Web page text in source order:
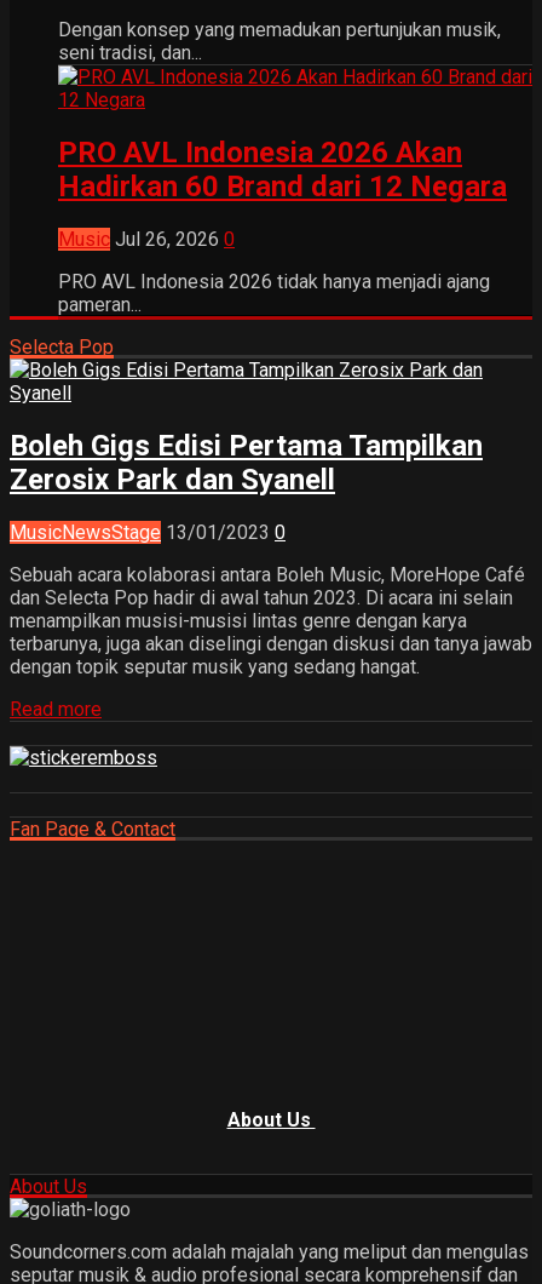
Dengan konsep yang memadukan pertunjukan musik,
seni tradisi, dan...
PRO AVL Indonesia 2026 Akan
Hadirkan 60 Brand dari 12 Negara
Music Jul 26, 2026 0
PRO AVL Indonesia 2026 tidak hanya menjadi ajang
pameran...
Selecta Pop
Boleh Gigs Edisi Pertama Tampilkan
Zerosix Park dan Syanell
MusicNewsStage 13/01/2023 0
Sebuah acara kolaborasi antara Boleh Music, MoreHope Café
dan Selecta Pop hadir di awal tahun 2023. Di acara ini selain
menampilkan musisi-musisi lintas genre dengan karya
terbarunya, juga akan diselingi dengan diskusi dan tanya jawab
dengan topik seputar musik yang sedang hangat.
Read more
Fan Page & Contact
About Us
About Us
Soundcorners.com adalah majalah yang meliput dan mengulas
seputar musik & audio profesional secara komprehensif dan